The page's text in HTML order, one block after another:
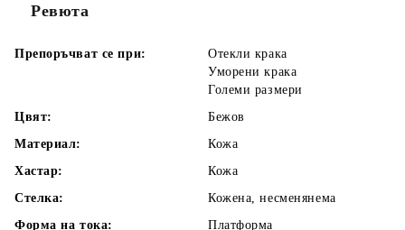
Ревюта
Препоръчват се при:
Отекли крака
Уморени крака
Големи размери
Цвят:
Бежов
Материал:
Кожа
Хастар:
Кожа
Стелка:
Кожена, несменянема
Форма на тока:
Платформа